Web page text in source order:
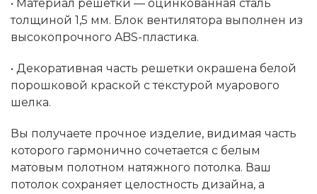
• Материал решетки — оцинкованная сталь
толщиной 1,5 мм. Блок вентилятора выполнен из
высокопрочного ABS-пластика.
• Декоративная часть решетки окрашена белой
порошковой краской с текстурой муарового
шелка.
Вы получаете прочное изделие, видимая часть
которого гармонично сочетается с белым
матовым полотном натяжного потолка. Ваш
потолок сохраняет целостность дизайна, а